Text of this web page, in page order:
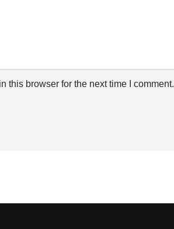
this browser for the next time I comment.